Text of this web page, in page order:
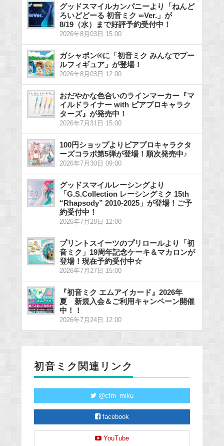
グッドスマイルカンパニーより「ねんど
ろいどどーる 初音ミク ∞Ver.」が
8/19（水）まで好評予約受付中！
2026年8月03日 15:00
ガシャポン®に「初音ミク みんなでプー
ルフィギュア」が登場！
2026年8月03日 12:00
おだやかな色合いのラインマーカー『マ
イルドライナー with ピアプロキャラク
ターズ』が発売中！
2026年7月31日 15:00
100円ショップよりピアプロキャラクタ
ーズコラボ第5弾が登場！順次発売中♪
2026年7月30日 09:00
グッドスマイルレーシングより
「G.S.Collection レーシングミク 15th
“Rhapsody” 2010-2025」が登場！ご予
約受付中！
2026年7月28日 12:00
プリントスイーツのプリロールより「初
音ミク」19周年記念ケーキ＆マカロンが
登場！現在予約受付中☆
2026年7月27日 15:00
『初音ミク エムアイカード』2026年
夏 新規入会＆ご利用キャンペーン開催
中！！
2026年7月24日 12:00
初音ミク関連リンク
@cfm_miku
facebook
YouTube